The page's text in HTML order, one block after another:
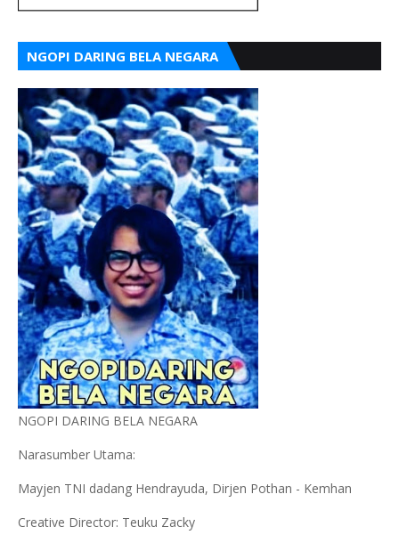
NGOPI DARING BELA NEGARA
NGOPI DARING BELA NEGARA
Narasumber Utama:
Mayjen TNI dadang Hendrayuda, Dirjen Pothan - Kemhan
Creative Director: Teuku Zacky